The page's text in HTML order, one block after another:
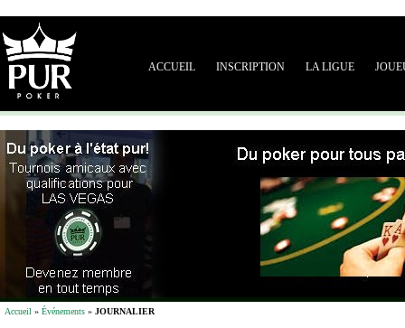
ACCUEIL INSCRIPTION LA LIGUE
Accueil » Événements » JOURNALIER